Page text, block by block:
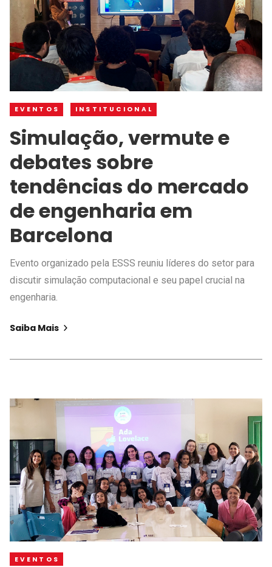
EVENTOS INSTITUCIONAL
Simulação, vermute e
debates sobre
tendências do mercado
de engenharia em
Barcelona
Evento organizado pela ESSS reuniu líderes do setor para
discutir simulação computacional e seu papel crucial na
engenharia.
Saiba Mais
EVENTOS